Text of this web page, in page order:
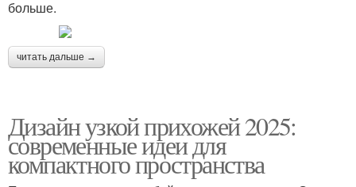
больше.
читать дальше →
Дизайн узкой прихожей 2025:
современные идеи для
компактного пространства